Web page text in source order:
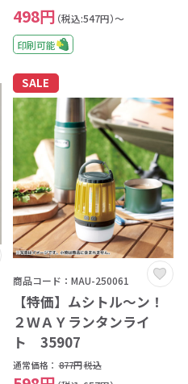
498円 （税込:547円）～
印刷可能
SALE
商品コード：MAU-250061
【特価】ムシトル～ン！
２ＷＡＹランタンライ
ト 35907
通常価格： 877円税込